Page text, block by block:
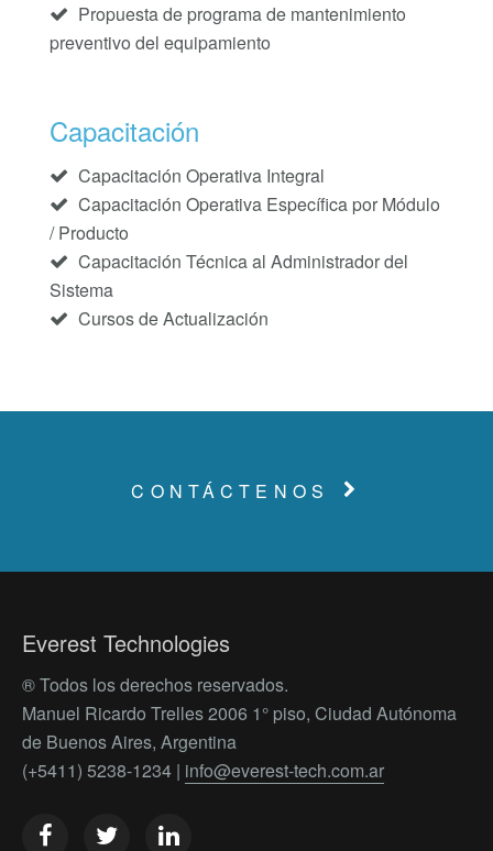
Propuesta de programa de mantenimiento
preventivo del equipamiento
Capacitación
Capacitación Operativa Integral
Capacitación Operativa Específica por Módulo
/ Producto
Capacitación Técnica al Administrador del
Sistema
Cursos de Actualización
CONTÁCTENOS
Everest Technologies
® Todos los derechos reservados.
Manuel Ricardo Trelles 2006 1° piso, Ciudad Autónoma
de Buenos Aires, Argentina
(+5411) 5238-1234 | info@everest-tech.com.ar